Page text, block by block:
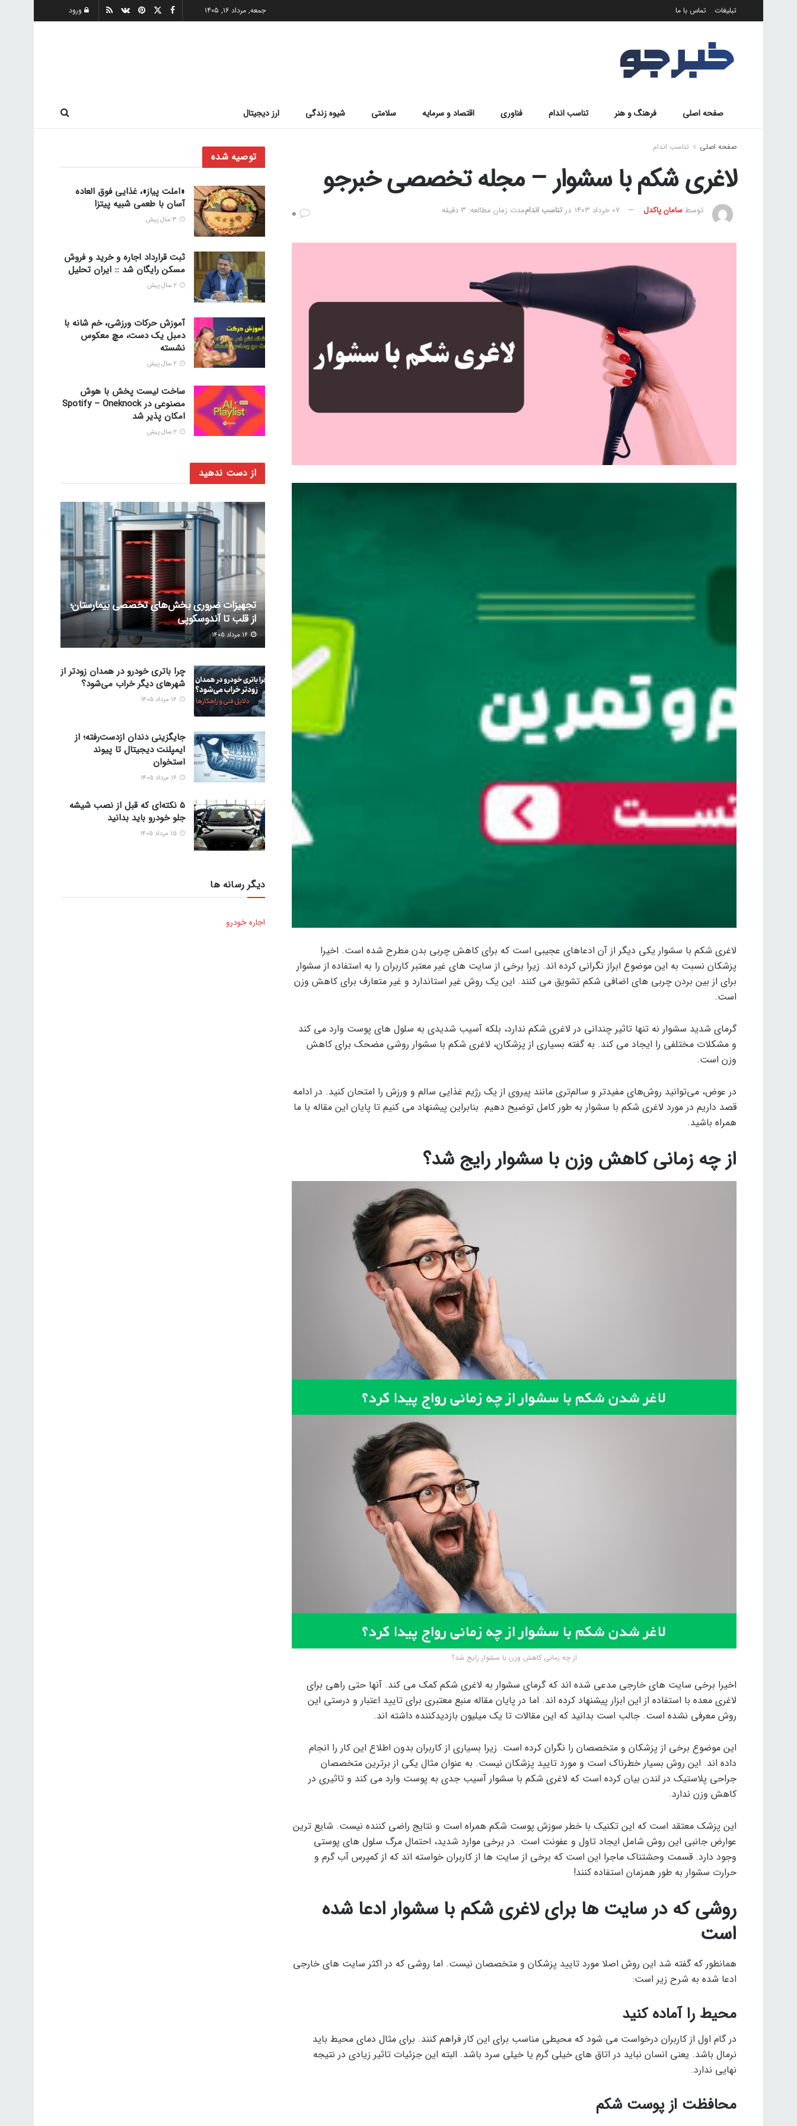
تبلیغات تماس با ما جمعه, مرداد ۱۶, ۱۴۰۵ ورود
صفحه اصلی فرهنگ و هنر تناسب اندام فناوری اقتصاد و سرمایه سلامتی شیوه زندگی ارز دیجیتال
صفحه اصلی تناسب اندام
لاغری شکم با سشوار – مجله تخصصی خبرجو
توسطسامان پاکدل ۰۷ خرداد ۱۴۰۳ در تناسب انداممدت زمان مطالعه: 3 دقیقه
لاغری شکم با سشوار یکی دیگر از آن ادعاهای عجیبی است که برای کاهش چربی بدن مطرح شده است. اخیرا
پزشکان نسبت به این موضوع ابراز نگرانی کرده اند. زیرا برخی از سایت های غیر معتبر کاربران را به استفاده از سشوار
برای از بین بردن چربی های اضافی شکم تشویق می کنند. این یک روش غیر استاندارد و غیر متعارف برای کاهش وزن
است.
گرمای شدید سشوار نه تنها تاثیر چندانی در لاغری شکم ندارد، بلکه آسیب شدیدی به سلول های پوست وارد می کند
و مشکلات مختلفی را ایجاد می کند. به گفته بسیاری از پزشکان، لاغری شکم با سشوار روشی مضحک برای کاهش
وزن است.
در عوض، می‌توانید روش‌های مفیدتر و سالم‌تری مانند پیروی از یک رژیم غذایی سالم و ورزش را امتحان کنید. در ادامه
قصد داریم در مورد لاغری شکم با سشوار به طور کامل توضیح دهیم. بنابراین پیشنهاد می کنیم تا پایان این مقاله با ما
همراه باشید.
از چه زمانی کاهش وزن با سشوار رایج شد؟
از چه زمانی کاهش وزن با سشوار رایج شد؟
اخیرا برخی سایت های خارجی مدعی شده اند که گرمای سشوار به لاغری شکم کمک می کند. آنها حتی راهی برای
لاغری معده با استفاده از این ابزار پیشنهاد کرده اند. اما در پایان مقاله منبع معتبری برای تایید اعتبار و درستی این
روش معرفی نشده است. جالب است بدانید که این مقالات تا یک میلیون بازدیدکننده داشته اند.
این موضوع برخی از پزشکان و متخصصان را نگران کرده است. زیرا بسیاری از کاربران بدون اطلاع این کار را انجام
داده اند. این روش بسیار خطرناک است و مورد تایید پزشکان نیست. به عنوان مثال یکی از برترین متخصصان
جراحی پلاستیک در لندن بیان کرده است که لاغری شکم با سشوار آسیب جدی به پوست وارد می کند و تاثیری در
کاهش وزن ندارد.
این پزشک معتقد است که این تکنیک با خطر سوزش پوست شکم همراه است و نتایج راضی کننده نیست. شایع ترین
عوارض جانبی این روش شامل ایجاد تاول و عفونت است. در برخی موارد شدید، احتمال مرگ سلول های پوستی
وجود دارد. قسمت وحشتناک ماجرا این است که برخی از سایت ها از کاربران خواسته اند که از کمپرس آب گرم و
حرارت سشوار به طور همزمان استفاده کنند!
روشی که در سایت ها برای لاغری شکم با سشوار ادعا شده
است
همانطور که گفته شد این روش اصلا مورد تایید پزشکان و متخصصان نیست. اما روشی که در اکثر سایت های خارجی
ادعا شده به شرح زیر است:
محیط را آماده کنید
در گام اول از کاربران درخواست می شود که محیطی مناسب برای این کار فراهم کنند. برای مثال دمای محیط باید
نرمال باشد. یعنی انسان نباید در اتاق های خیلی گرم یا خیلی سرد باشد. البته این جزئیات تاثیر زیادی در نتیجه
نهایی ندارد.
محافظت از پوست شکم
توصیه شده
«املت پیاز»، غذایی فوق العاده
آسان با طعمی شبیه پیتزا
ثبت قرارداد اجاره و خرید و فروش
مسکن رایگان شد :: ایران تحلیل
آموزش حرکات ورزشی، خم شانه با
دمبل یک دست، مچ معکوس
نشسته
ساخت لیست پخش با هوش
مصنوعی در Spotify – Oneknock
امکان پذیر شد
از دست ندهید
تجهیزات ضروری بخش‌های تخصصی بیمارستان؛
از قلب تا آندوسکوپی
چرا باتری خودرو در همدان زودتر از
شهرهای دیگر خراب می‌شود؟
جایگزینی دندان ازدست‌رفته؛ از
ایمپلنت دیجیتال تا پیوند
استخوان
5 نکته‌ای که قبل از نصب شیشه
جلو خودرو باید بدانید
دیگر رسانه ها
اجاره خودرو